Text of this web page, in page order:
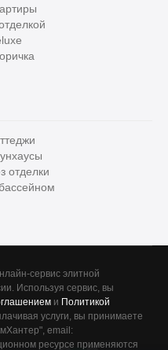
отделки
сервис элитной
Используя сервис, вы
и Политикой
услуги, вы принимаете
email:
ресурсе применяются
0